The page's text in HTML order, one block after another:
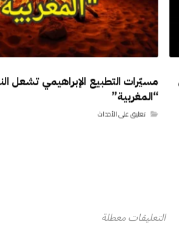
مسيّرات التطبيع الإبراهيمي تشعل
“المغربية”
تعليق على الأحداث
التعليقات معطلة